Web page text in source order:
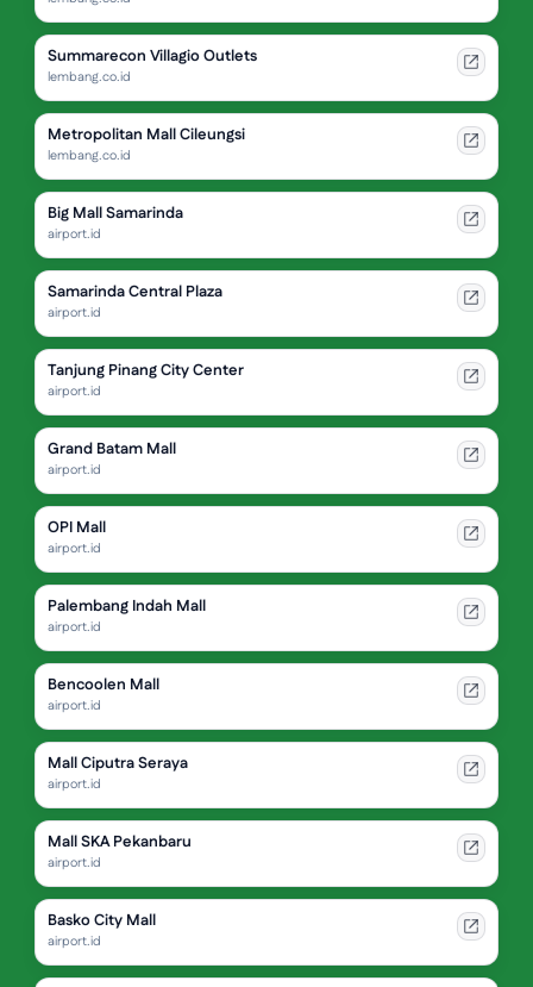
Summarecon Villagio Outlets
lembang.co.id
Metropolitan Mall Cileungsi
lembang.co.id
Big Mall Samarinda
airport.id
Samarinda Central Plaza
airport.id
Tanjung Pinang City Center
airport.id
Grand Batam Mall
airport.id
OPI Mall
airport.id
Palembang Indah Mall
airport.id
Bencoolen Mall
airport.id
Mall Ciputra Seraya
airport.id
Mall SKA Pekanbaru
airport.id
Basko City Mall
airport.id